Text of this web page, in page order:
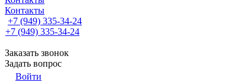
Контакты
+7 (949) 335-34-24
+7 (949) 335-34-24
Заказать звонок
Задать вопрос
Войти